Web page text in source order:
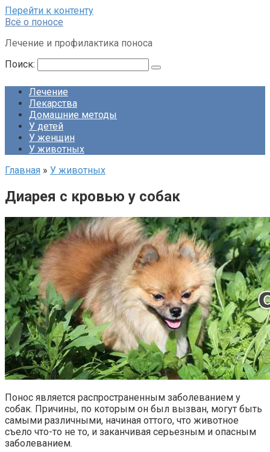
Перейти к контенту
Всё о поносе
Лечение и профилактика поноса
Поиск:
Лечение
Лекарства
Домашние методы
У детей
У женщин
У животных
Главная » У животных
Диарея с кровью у собак
Понос является распространенным заболеванием у
собак. Причины, по которым он был вызван, могут быть
самыми различными, начиная оттого, что животное
съело что-то не то, и заканчивая серьезным и опасным
заболеванием.